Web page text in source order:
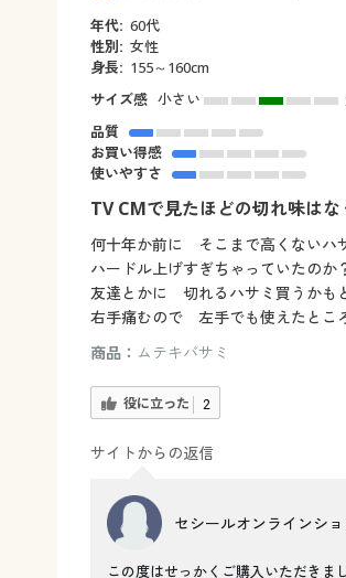
年代: 60代
性別: 女性
身長: 155～160cm
サイズ感 小さい
品質
お買い得感
使いやすさ
TV CMで見たほどの切れ味はな
何十年か前に そこまで高くないハ
ハードル上げすぎちゃっていたのか
友達とかに 切れるハサミ買うかも
右手痛むので 左手でも使えたとこ
商品： ムテキバサミ
役に立った 2
サイトからの返信
セシールオンラインシ
この度はせっかくご購入いただき